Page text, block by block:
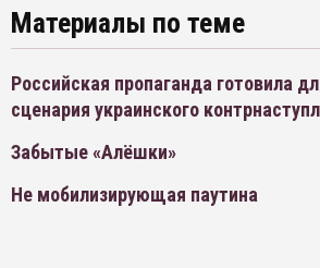
Материалы по теме
Российская пропаганда готовила
сценария украинского
Забытые «Алёшки»
Не мобилизирующая паутина